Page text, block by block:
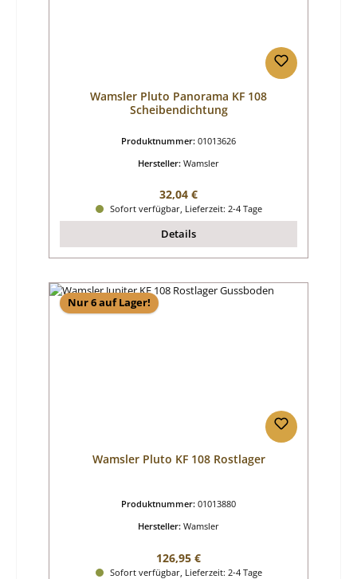
Wamsler Pluto Panorama KF 108
Scheibendichtung
Produktnummer: 01013626
Hersteller: Wamsler
Regulärer Preis:
32,04 €
Sofort verfügbar, Lieferzeit: 2-4 Tage
Details
Nur 6 auf Lager!
Wamsler Pluto KF 108 Rostlager
Produktnummer: 01013880
Hersteller: Wamsler
Regulärer Preis:
126,95 €
Sofort verfügbar, Lieferzeit: 2-4 Tage